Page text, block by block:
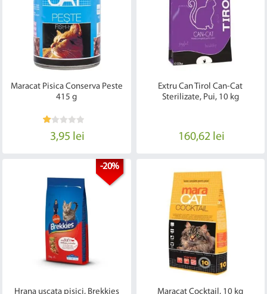
Maracat Pisica Conserva Peste
415 g
3,95 lei
Extru Can Tirol Can-Cat
Sterilizate, Pui, 10 kg
160,62 lei
-20%
Hrana uscata pisici, Brekkies
Maracat Cocktail, 10 kg